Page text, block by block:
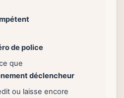
de police
que
déclencheur
ou laisse encore